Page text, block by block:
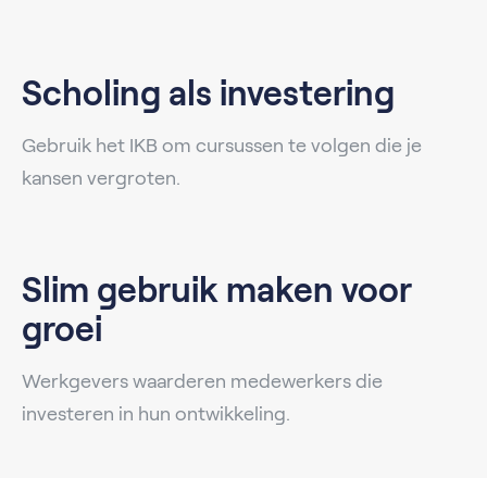
Scholing als investering
Gebruik het IKB om cursussen te volgen die je
kansen vergroten.
Slim gebruik maken voor
groei
Werkgevers waarderen medewerkers die
investeren in hun ontwikkeling.